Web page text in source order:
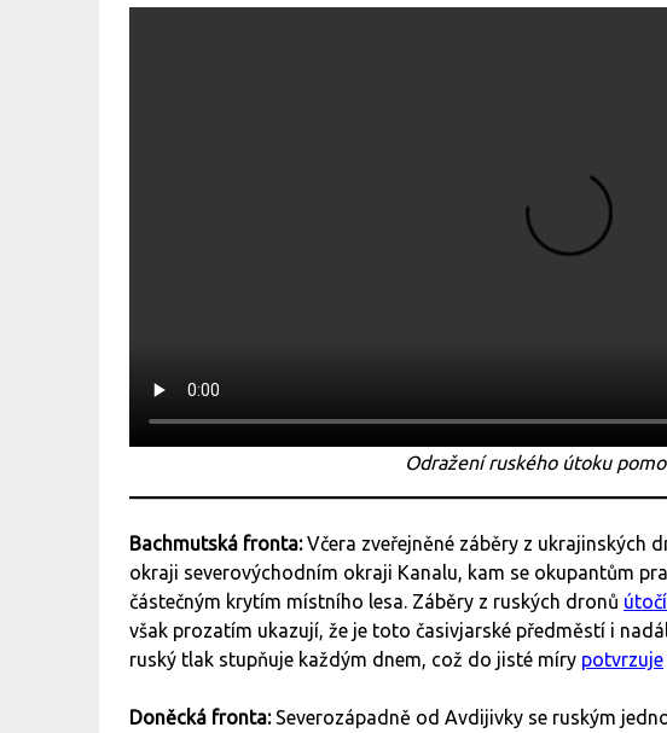
Odražení ruského útoku
Bachmutská fronta:Včera zveřejněné záběry z ukrajinských
okraji severovýchodním okraji Kanalu, kam se okupantům
částečným krytím místního lesa. Záběry z ruských dronů
však prozatím ukazují, že je toto časivjarské předměstí i
ruský tlak stupňuje každým dnem, což do jisté míry potvrzuje
Doněcká fronta: Severozápadně od Avdijivky se ruským